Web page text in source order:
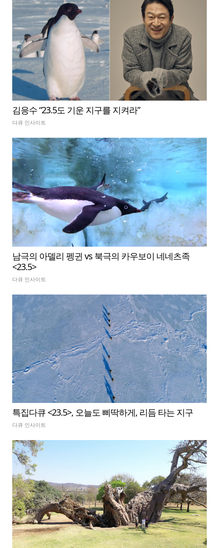
김응수 “23.5도 기운 지구를 지켜라”
다큐 인사이트
남극의 아델리 펭귄 vs 북극의 카우보이 네네츠족
<23.5>
다큐 인사이트
특집다큐 <23.5>, 오늘도 삐딱하게, 리듬 타는 지구
다큐 인사이트